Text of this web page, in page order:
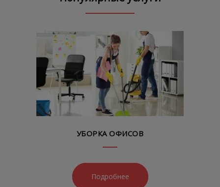
УБОРКА ОФИСОВ
Подробнее